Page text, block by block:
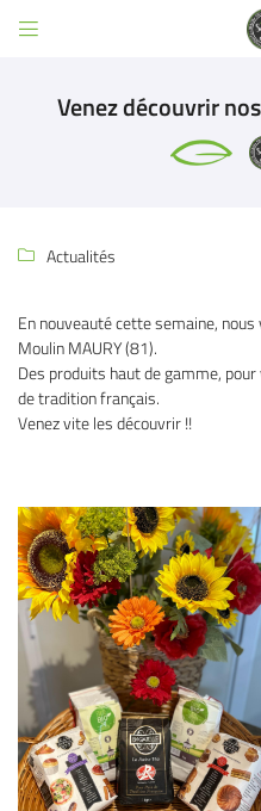

05 32 02 49 63
Adresse email de réception
 Code Captcha
En cochant cette case, vous consentez à
l'adresse email indiqué ci-dessus. Vous
utilisantle formulaire de désinscription.
Venez découvrir
 Actualités
En nouveauté cette semaine,
Moulin MAURY (81).
Des produits haut de gamme,
de tradition français.
Venez vite les découvrir !!